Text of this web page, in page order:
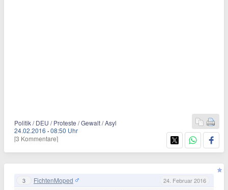
Politik / DEU / Proteste / Gewalt / Asyl
24.02.2016 ·08:50 Uhr
[3 Kommentare]
3 FichtenMoped 24. Februar 2016